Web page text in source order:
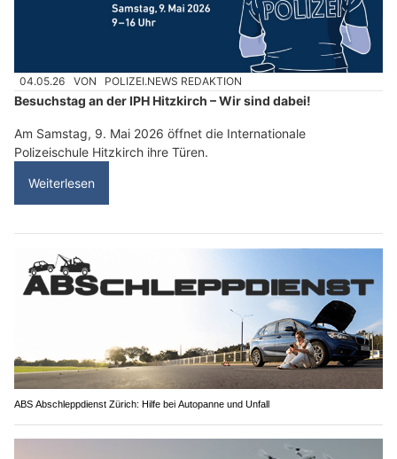
04.05.26 VON POLIZEI.NEWS REDAKTION
Besuchstag an der IPH Hitzkirch – Wir sind dabei!
Am Samstag, 9. Mai 2026 öffnet die Internationale
Polizeischule Hitzkirch ihre Türen.
Weiterlesen
ABS Abschleppdienst Zürich: Hilfe bei Autopanne und Unfall